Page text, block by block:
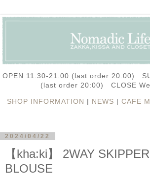
OPEN 11:30-21:00 (last order 20:00)
(last order 20:00) CLOSE
SHOP INFORMATION | NEWS | CAFE
2024/04/22
【kha:ki】 2WAY
BLOUSE